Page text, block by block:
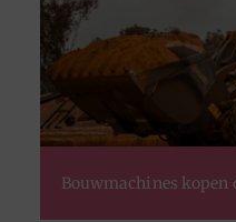
Bouwmachines